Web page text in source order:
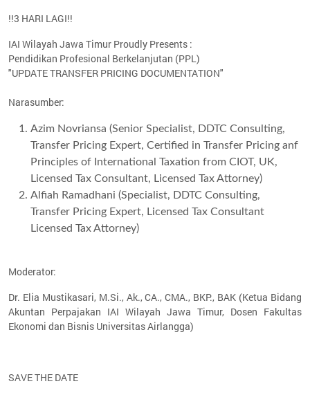
!!3 HARI LAGI!!
IAI Wilayah Jawa Timur Proudly Presents :
Pendidikan Profesional Berkelanjutan (PPL)
"UPDATE TRANSFER PRICING DOCUMENTATION"
Narasumber:
Azim Novriansa (Senior Specialist, DDTC Consulting,
Transfer Pricing Expert, Certified in Transfer Pricing anf
Principles of International Taxation from CIOT, UK,
Licensed Tax Consultant, Licensed Tax Attorney)
Alfiah Ramadhani (Specialist, DDTC Consulting,
Transfer Pricing Expert, Licensed Tax Consultant
Licensed Tax Attorney)
Moderator:
Dr. Elia Mustikasari, M.Si., Ak., CA., CMA., BKP., BAK (Ketua Bidang
Akuntan Perpajakan IAI Wilayah Jawa Timur, Dosen Fakultas
Ekonomi dan Bisnis Universitas Airlangga)
SAVE THE DATE